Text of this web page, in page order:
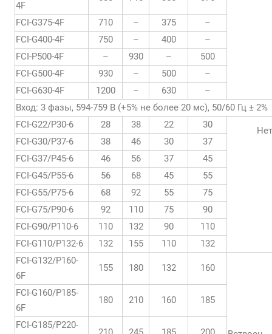
4F
FCI-G375-4F 710 – 375
–
FCI-G400-4F
750 – 400
–
FCI-P500-4F
– 930 –
500
FCI-G500-4F
930 – 500
–
FCI-G630-4F
1200 – 630
–
Вход: 3 фазы, 594-759 В (+5% не более 20 мс), 50/60 Гц ± 2%
FCI-G22/P30-6
28 38 22 30
Нет
FCI-G30/P37-6
38 46 30
37
FCI-G37/P45-6
46 56 37
45
FCI-G45/P55-6
56 68 45
55
FCI-G55/P75-6
68 92 55
75
FCI-G75/P90-6
92 110 75
90
FCI-G90/P110-6
110 132 90
110
FCI-G110/P132-6
132 155 110
132
FCI-G132/P160-
6F
155 180 132 160
FCI-G160/P185-
6F
180 210 160 185
FCI-G185/P220-